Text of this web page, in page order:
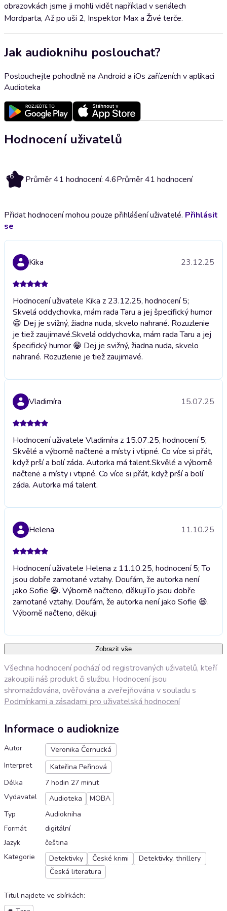
obrazovkách jsme ji mohli vidět například v seriálech
Mordparta, Až po uši 2, Inspektor Max a Živé terče.
Jak audioknihu poslouchat?
Poslouchejte pohodlně na Android a iOs zařízeních v aplikaci
Audioteka
Hodnocení uživatelů
4.6 Průměr 41 hodnocení: 4.6Průměr 41 hodnocení
Přidat hodnocení mohou pouze přihlášení uživatelé. Přihlásit
se
Kika 23.12.25
Hodnocení uživatele Kika z 23.12.25, hodnocení 5;
Skvelá oddychovka, mám rada Taru a jej špecifický humor
😁 Dej je svižný, žiadna nuda, skvelo nahrané. Rozuzlenie
je tiež zaujimavé.Skvelá oddychovka, mám rada Taru a jej
špecifický humor 😁 Dej je svižný, žiadna nuda, skvelo
nahrané. Rozuzlenie je tiež zaujimavé.
Vladimíra 15.07.25
Hodnocení uživatele Vladimíra z 15.07.25, hodnocení 5;
Skvělé a výborně načtenė a místy i vtipné. Co více si přát,
když prší a bolí záda. Autorka má talent.Skvělé a výborně
načtenė a místy i vtipné. Co více si přát, když prší a bolí
záda. Autorka má talent.
Helena 11.10.25
Hodnocení uživatele Helena z 11.10.25, hodnocení 5; To
jsou dobře zamotané vztahy. Doufám, že autorka není
jako Sofie 😆. Výbornĕ načteno, dĕkujiTo jsou dobře
zamotané vztahy. Doufám, že autorka není jako Sofie 😆.
Výbornĕ načteno, dĕkuji
Zobrazit vše
Všechna hodnocení pochází od registrovaných uživatelů, kteří
zakoupili náš produkt či službu. Hodnocení jsou
shromažďována, ověřována a zveřejňována v souladu s
Podmínkami a zásadami pro uživatelská hodnocení
Informace o audioknize
Autor
Veronika Černucká
Interpret
Kateřina Peřinová
Délka
7 hodin 27 minut
Vydavatel
Audioteka
MOBA
Typ
Audiokniha
Formát
digitální
Jazyk
čeština
Kategorie
Detektivky České krimi
Detektivky, thrillery
Česká literatura
Titul najdete ve sbírkách: